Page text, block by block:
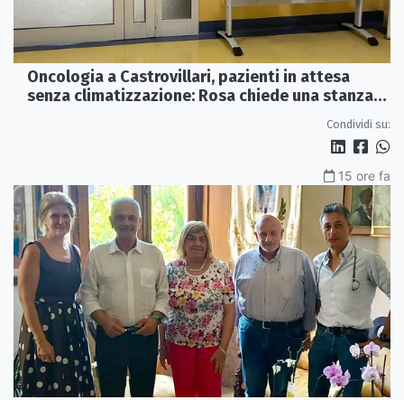
Oncologia a Castrovillari, pazienti in attesa
senza climatizzazione: Rosa chiede una stanza
Condividi su:
15 ore fa